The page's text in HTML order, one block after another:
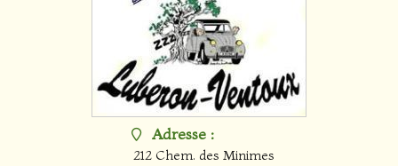
Adresse :
212 Chem. des Minimes